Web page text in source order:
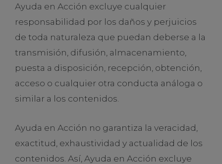
Ayuda en Acción excluye cualquier
responsabilidad por los daños y perjuicios
de toda naturaleza que puedan deberse a la
transmisión, difusión, almacenamiento,
puesta a disposición, recepción, obtención,
acceso o cualquier otra conducta análoga o
similar a los contenidos.
Ayuda en Acción no garantiza la veracidad,
exactitud, exhaustividad y actualidad de los
contenidos. Así, Ayuda en Acción excluye